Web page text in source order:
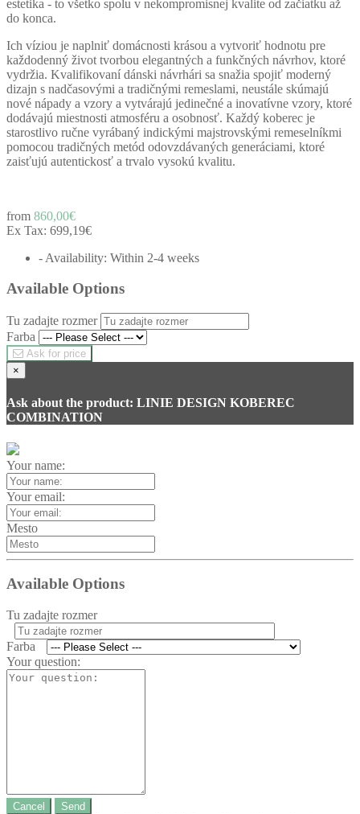
estetika - to všetko spolu v nekompromisnej kvalite od začiatku až
do konca.
Ich víziou je naplniť domácnosti krásou a vytvoriť hodnotu pre
každodenný život tvorbou elegantných a funkčných návrhov, ktoré
vydržia. Kvalifikovaní dánski návrhári sa snažia spojiť moderný
dizajn s nadčasovými a tradičnými remeslami, neustále skúmajú
nové nápady a vzory a vytvárajú jedinečné a inovatívne vzory, ktoré
dodávajú miestnosti atmosféru a osobnosť. Každý koberec je
starostlivo ručne vyrábaný indickými majstrovskými remeselníkmi
pomocou tradičných metód odovzdávaných generáciami, ktoré
zaisťujú autentickosť a trvalo vysokú kvalitu.
from 860,00€
Ex Tax: 699,19€
- Availability: Within 2-4 weeks
Available Options
Tu zadajte rozmer
Farba
Ask for price
×
Ask about the product: LINIE DESIGN KOBEREC
COMBINATION
Your name:
Your email:
Mesto
Available Options
Tu zadajte rozmer
Farba
Your question:
Cancel Send